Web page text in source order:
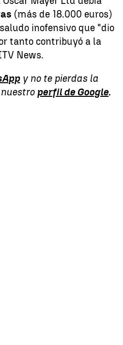
(más de 18.000 euros)
inofensivo que "dio
tanto contribuyó a la
News.
y no te pierdas la
perfil de Google.